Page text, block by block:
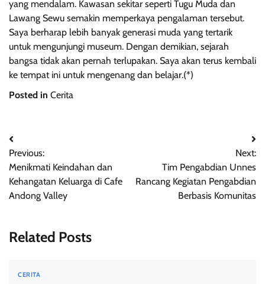
yang mendalam. Kawasan sekitar seperti Tugu Muda dan
Lawang Sewu semakin memperkaya pengalaman tersebut.
Saya berharap lebih banyak generasi muda yang tertarik
untuk mengunjungi museum. Dengan demikian, sejarah
bangsa tidak akan pernah terlupakan. Saya akan terus kembali
ke tempat ini untuk mengenang dan belajar.(*)
Posted in Cerita
Post
navigation
Previous:
Menikmati Keindahan dan
Kehangatan Keluarga di Cafe
Andong Valley
Next:
Tim Pengabdian Unnes
Rancang Kegiatan Pengabdian
Berbasis Komunitas
Related Posts
CERITA